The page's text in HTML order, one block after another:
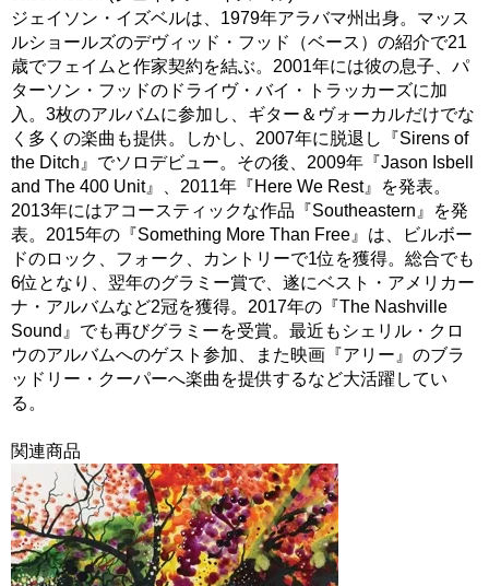
ジェイソン・イズベルは、1979年アラバマ州出身。マッス
ルショールズのデヴィッド・フッド（ベース）の紹介で21
歳でフェイムと作家契約を結ぶ。2001年には彼の息子、パ
ターソン・フッドのドライヴ・バイ・トラッカーズに加
入。3枚のアルバムに参加し、ギター＆ヴォーカルだけでな
く多くの楽曲も提供。しかし、2007年に脱退し『Sirens of
the Ditch』でソロデビュー。その後、2009年『Jason Isbell
and The 400 Unit』、2011年『Here We Rest』を発表。
2013年にはアコースティックな作品『Southeastern』を発
表。2015年の『Something More Than Free』は、ビルボー
ドのロック、フォーク、カントリーで1位を獲得。総合でも
6位となり、翌年のグラミー賞で、遂にベスト・アメリカー
ナ・アルバムなど2冠を獲得。2017年の『The Nashville
Sound』でも再びグラミーを受賞。最近もシェリル・クロ
ウのアルバムへのゲスト参加、また映画『アリー』のブラ
ッドリー・クーパーへ楽曲を提供するなど大活躍してい
る。
関連商品